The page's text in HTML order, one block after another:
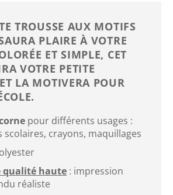
TROUSSE AUX MOTIFS
PLAIRE À VOTRE
ET SIMPLE, CET
VOTRE PETITE
LA MOTIVERA POUR
pour différents usages :
crayons, maquillages
qualité haute : impression
réaliste